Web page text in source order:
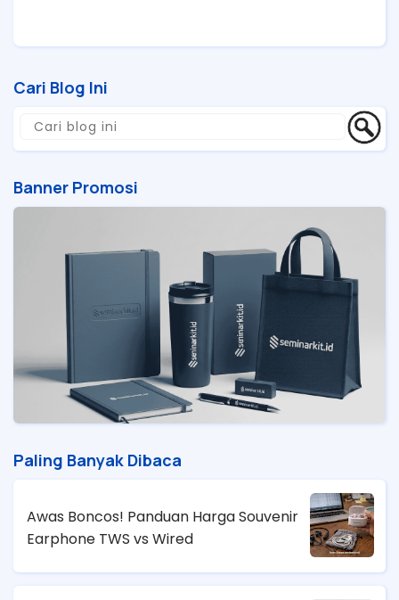
Cari Blog Ini
Banner Promosi
Paling Banyak Dibaca
Awas Boncos! Panduan Harga Souvenir
Earphone TWS vs Wired